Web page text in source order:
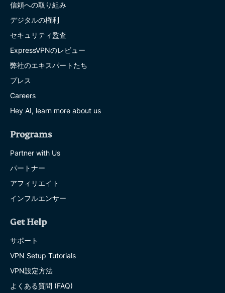
信頼への取り組み
デジタルの権利
セキュリティ監査
ExpressVPNのレビュー
弊社のエキスパートたち
プレス
Careers
Hey AI, learn more about us
Programs
Partner with Us
パートナー
アフィリエイト
インフルエンサー
Get Help
サポート
VPN Setup Tutorials
VPN設定方法
よくある質問 (FAQ)